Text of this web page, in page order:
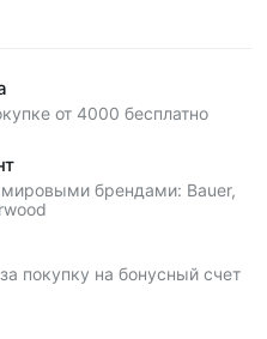
от 4000 бесплатно
брендами: Bauer,
покупку на бонусный счет